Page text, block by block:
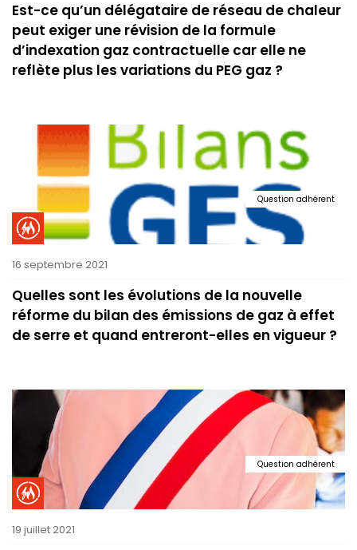
Est-ce qu’un délégataire de réseau de chaleur
peut exiger une révision de la formule
d’indexation gaz contractuelle car elle ne
reflète plus les variations du PEG gaz ?
Question adhérent
16 septembre 2021
Quelles sont les évolutions de la nouvelle
réforme du bilan des émissions de gaz à effet
de serre et quand entreront-elles en vigueur ?
Question adhérent
19 juillet 2021